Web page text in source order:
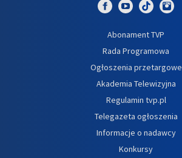
Abonament TVP
Rada Programowa
Ogłoszenia przetargowe
Akademia Telewizyjna
Regulamin tvp.pl
Telegazeta ogłoszenia
Informacje o nadawcy
Konkursy